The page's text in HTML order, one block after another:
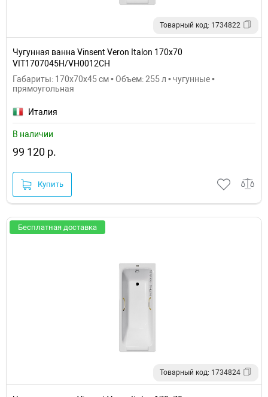
Товарный код: 1734822
Чугунная ванна Vinsent Veron Italon 170x70
VIT1707045H/VH0012CH
Габариты: 170x70x45 см • Объем: 255 л • чугунные •
прямоугольная
Италия
В наличии
99 120 р.
Купить
Бесплатная доставка
Товарный код: 1734824